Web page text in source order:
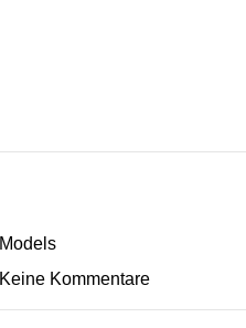
Keine Kommentare